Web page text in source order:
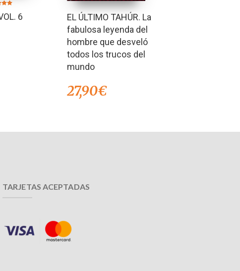
6
EL ÚLTIMO TAHÚR. La
fabulosa leyenda del
hombre que desveló
todos los trucos del
mundo
27,90€
TARJETAS ACEPTADAS